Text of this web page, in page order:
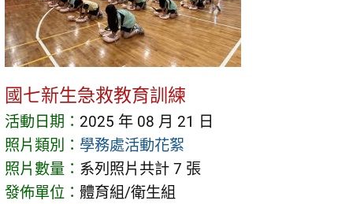
國七新生急救教育訓練
活動日期： 2025 年 08 月 21 日
照片類別： 學務處活動花絮
照片數量： 系列照片共計 7 張
發佈單位： 體育組/衛生組